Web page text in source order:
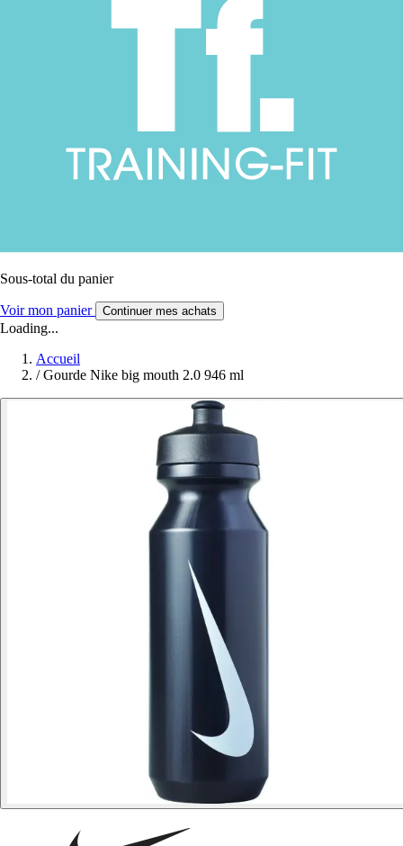
Sous-total du panier
Voir mon panier Continuer mes achats
Loading...
Accueil
/ Gourde Nike big mouth 2.0 946 ml